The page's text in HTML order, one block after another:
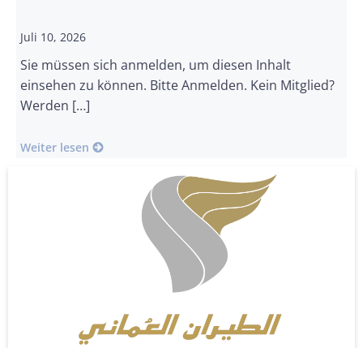
Juli 10, 2026
Sie müssen sich anmelden, um diesen Inhalt
einsehen zu können. Bitte Anmelden. Kein Mitglied?
Werden […]
Weiter lesen